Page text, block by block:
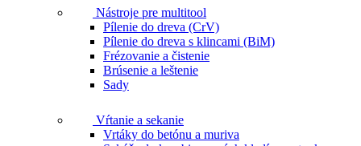
Nástroje pre multitool
Pílenie do dreva (CrV)
Pílenie do dreva s klincami (BiM)
Frézovanie a čistenie
Brúsenie a leštenie
Sady
Vŕtanie a sekanie
Vrtáky do betónu a muriva